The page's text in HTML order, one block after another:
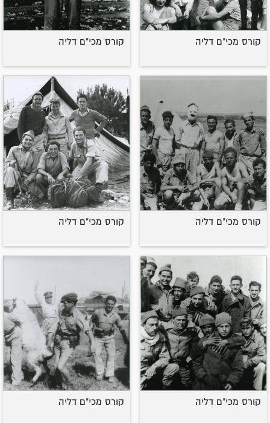
קורס מכי"ם דליה קורס מכי"ם דליה
קורס מכי"ם דליה קורס מכי"ם דליה
קורס מכי"ם דליה קורס מכי"ם דליה